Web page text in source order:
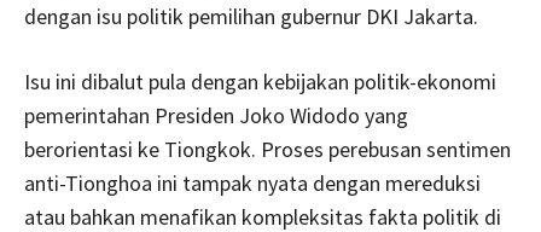
dengan isu politik pemilihan gubernur DKI Jakarta.
Isu ini dibalut pula dengan kebijakan politik-ekonomi
pemerintahan Presiden Joko Widodo yang
berorientasi ke Tiongkok. Proses perebusan sentimen
anti-Tionghoa ini tampak nyata dengan mereduksi
atau bahkan menafikan kompleksitas fakta politik di